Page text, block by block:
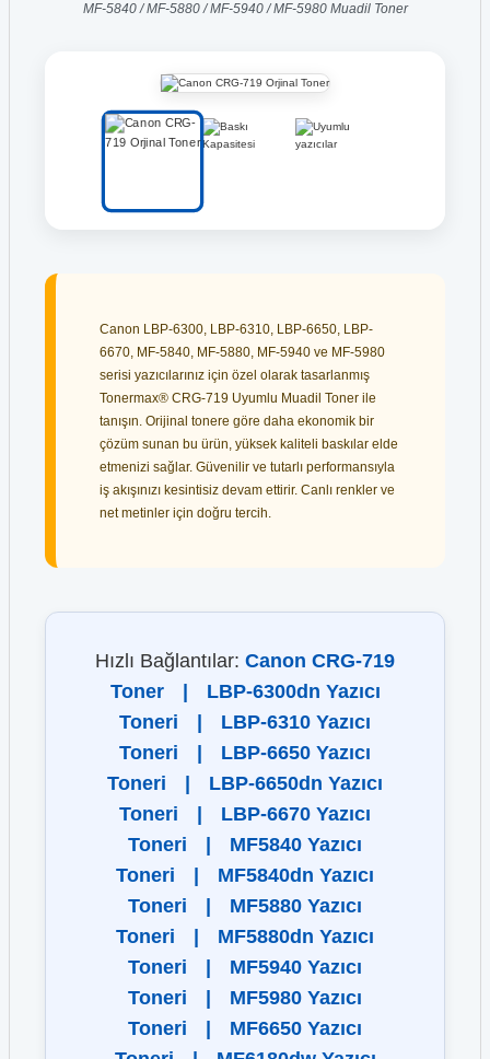
MF-5840 / MF-5880 / MF-5940 / MF-5980 Muadil Toner
Canon LBP-6300, LBP-6310, LBP-6650, LBP-
6670, MF-5840, MF-5880, MF-5940 ve MF-5980
serisi yazıcılarınız için özel olarak tasarlanmış
Tonermax® CRG-719 Uyumlu Muadil Toner ile
tanışın. Orijinal tonere göre daha ekonomik bir
çözüm sunan bu ürün, yüksek kaliteli baskılar elde
etmenizi sağlar. Güvenilir ve tutarlı performansıyla
iş akışınızı kesintisiz devam ettirir. Canlı renkler ve
net metinler için doğru tercih.
Hızlı Bağlantılar: Canon CRG-719
Toner
LBP-6300dn Yazıcı
Toneri
LBP-6310 Yazıcı
Toneri
LBP-6650 Yazıcı
Toneri
LBP-6650dn Yazıcı
Toneri
LBP-6670 Yazıcı
Toneri
MF5840 Yazıcı
Toneri
MF5840dn Yazıcı
Toneri
MF5880 Yazıcı
Toneri
MF5880dn Yazıcı
Toneri
MF5940 Yazıcı
Toneri
MF5980 Yazıcı
Toneri
MF6650 Yazıcı